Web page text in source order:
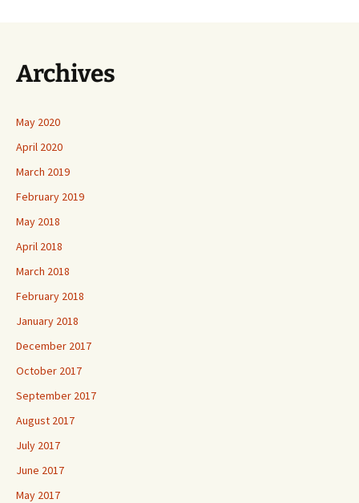
Archives
May 2020
April 2020
March 2019
February 2019
May 2018
April 2018
March 2018
February 2018
January 2018
December 2017
October 2017
September 2017
August 2017
July 2017
June 2017
May 2017